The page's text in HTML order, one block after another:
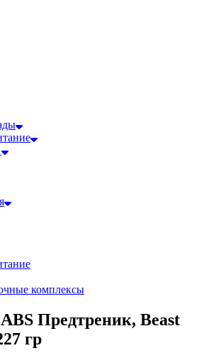
комплексы
Предтреник, Beast
гр